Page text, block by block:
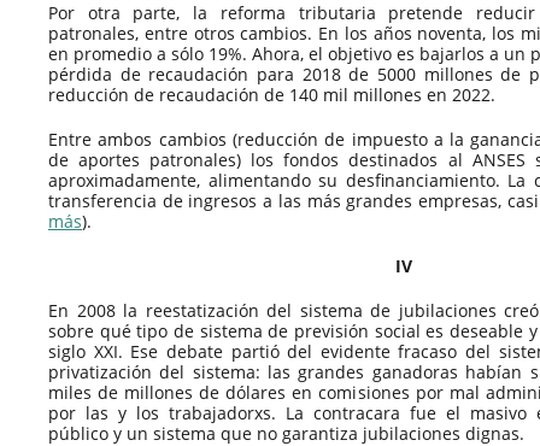
Por otra parte, la reforma tributaria pretende reducir
patronales, entre otros cambios. En los años noventa, los
en promedio a sólo 19%. Ahora, el objetivo es bajarlos a un
pérdida de recaudación para 2018 de 5000 millones de
reducción de recaudación de 140 mil millones en 2022.
Entre ambos cambios (reducción de impuesto a la
de aportes patronales) los fondos destinados al
aproximadamente, alimentando su desfinanciamiento.
transferencia de ingresos a las más grandes empresas,
más).
IV
En 2008 la reestatización del sistema de jubilaciones
sobre qué tipo de sistema de previsión social es deseable
siglo XXI. Ese debate partió del evidente fracaso del
privatización del sistema: las grandes ganadoras habían
miles de millones de dólares en comisiones por mal
por las y los trabajadorxs. La contracara fue el masivo
público y un sistema que no garantiza jubilaciones dignas.